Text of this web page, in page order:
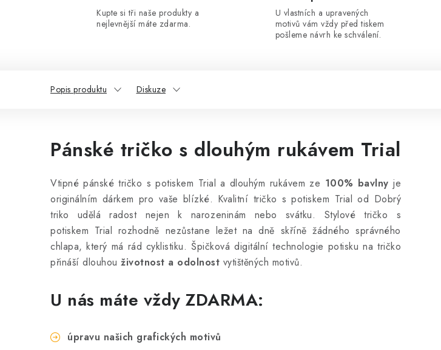
Kupte si tři naše produkty a
nejlevnější máte zdarma.
U vlastních a upravených
motivů vám vždy před tiskem
pošleme návrh ke schválení.
Popis produktu Diskuze
Pánské tričko s dlouhým rukávem Trial
Vtipné pánské tričko s potiskem Trial a dlouhým rukávem ze 100% bavlny je
originálním dárkem pro vaše blízké. Kvalitní tričko s potiskem Trial od Dobrý
triko udělá radost nejen k narozeninám nebo svátku. Stylové tričko s
potiskem Trial rozhodně nezůstane ležet na dně skříně žádného správného
chlapa, který má rád cyklistiku. Špičková digitální technologie potisku na tričko
přináší dlouhou životnost a odolnost vytištěných motivů.
U nás máte vždy ZDARMA:
úpravu našich grafických motivů